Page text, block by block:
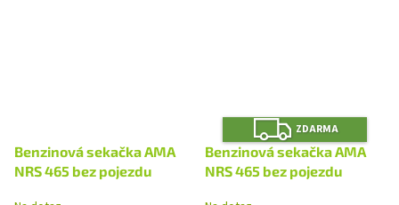
Benzinová sekačka AMA
NRS 465 bez pojezdu
Z
D
A
R
M
A
ZDARMA
Benzinová sekačka AMA
NRS 465 bez pojezdu